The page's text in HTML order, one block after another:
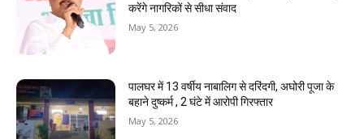
करेंगे नागरिकों से सीधा संवाद
May 5, 2026
पालघर में 13 वर्षीय नाबालिग से दरिंदगी, अघोरी पूजा के
बहाने दुष्कर्म , 2 घंटे में आरोपी गिरफ्तार
May 5, 2026